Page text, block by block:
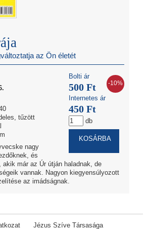
az Ön életét
Bolti ár
500 Ft -10%
Internetes ár
450 Ft
db
tűzött
nagy
és
már az Úr útján haladnak, de
vannak. Nagyon kiegyensúlyozott
az imádságnak.
Jézus Szíve Társasága